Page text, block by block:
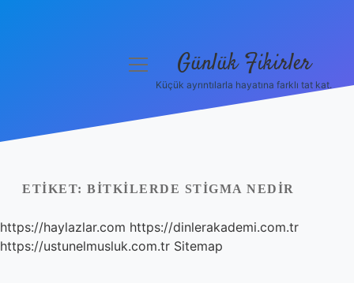
Yasal Uyarı
Hakkımızda
menüyü Günlük Fikirler
Küçük ayrıntılarla hayatına farklı tat kat.
ETIKET: BITKILERDE STIGMA NEDIR
https://haylazlar.com https://dinlerakademi.com.tr
https://ustunelmusluk.com.tr Sitemap